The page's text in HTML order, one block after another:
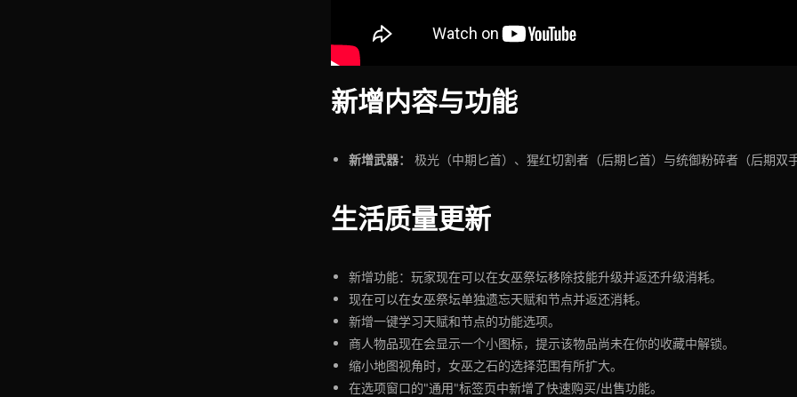
新增内容与功能
新增武器： 极光（中期匕首）、猩红切割者（后期匕首）与统御粉碎者（后期双
生活质量更新
新增功能：玩家现在可以在女巫祭坛移除技能升级并返还升级消耗。
现在可以在女巫祭坛单独遗忘天赋和节点并返还消耗。
新增一键学习天赋和节点的功能选项。
商人物品现在会显示一个小图标，提示该物品尚未在你的收藏中解锁。
缩小地图视角时，女巫之石的选择范围有所扩大。
在选项窗口的"通用"标签页中新增了快速购买/出售功能。